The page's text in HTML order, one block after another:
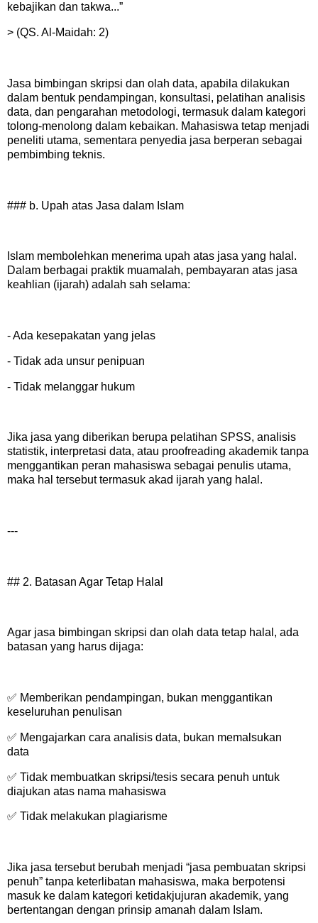
kebajikan dan takwa...”
> (QS. Al-Maidah: 2)
Jasa bimbingan skripsi dan olah data, apabila dilakukan
dalam bentuk pendampingan, konsultasi, pelatihan analisis
data, dan pengarahan metodologi, termasuk dalam kategori
tolong-menolong dalam kebaikan. Mahasiswa tetap menjadi
peneliti utama, sementara penyedia jasa berperan sebagai
pembimbing teknis.
### b. Upah atas Jasa dalam Islam
Islam membolehkan menerima upah atas jasa yang halal.
Dalam berbagai praktik muamalah, pembayaran atas jasa
keahlian (ijarah) adalah sah selama:
- Ada kesepakatan yang jelas
- Tidak ada unsur penipuan
- Tidak melanggar hukum
Jika jasa yang diberikan berupa pelatihan SPSS, analisis
statistik, interpretasi data, atau proofreading akademik tanpa
menggantikan peran mahasiswa sebagai penulis utama,
maka hal tersebut termasuk akad ijarah yang halal.
---
## 2. Batasan Agar Tetap Halal
Agar jasa bimbingan skripsi dan olah data tetap halal, ada
batasan yang harus dijaga:
✅ Memberikan pendampingan, bukan menggantikan
keseluruhan penulisan
✅ Mengajarkan cara analisis data, bukan memalsukan
data
✅ Tidak membuatkan skripsi/tesis secara penuh untuk
diajukan atas nama mahasiswa
✅ Tidak melakukan plagiarisme
Jika jasa tersebut berubah menjadi “jasa pembuatan skripsi
penuh” tanpa keterlibatan mahasiswa, maka berpotensi
masuk ke dalam kategori ketidakjujuran akademik, yang
bertentangan dengan prinsip amanah dalam Islam.